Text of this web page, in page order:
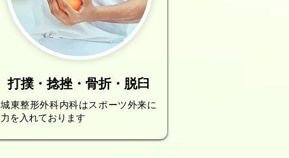
打撲・捻挫・骨折・脱臼
城東整形外科内科はスポーツ外来に
力を入れております